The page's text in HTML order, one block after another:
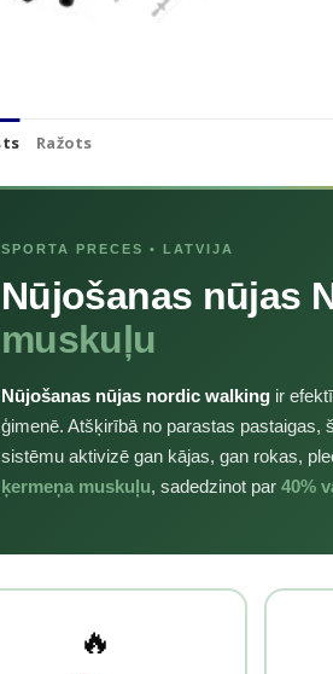
Ražots
SPORTA PRECES • LATVIJA
Nūjošanas nūjas
muskuļu
Nūjošanas nūjas nordic walking ir
ģimenē. Atšķirībā no parastas
sistēmu aktivizē gan kājas, gan rokas,
ķermeņa muskuļu, sadedzinot par 40%
🔥